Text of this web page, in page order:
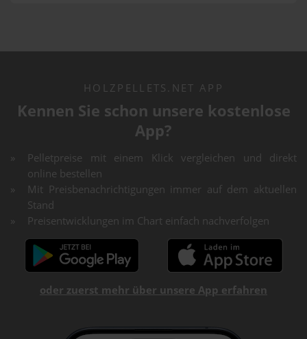
HOLZPELLETS.NET APP
Kennen Sie schon unsere kostenlose
App?
Pelletpreise mit einem Klick vergleichen und direkt
online bestellen
Mit Preisbenachrichtigungen immer auf dem aktuellen
Stand
Preisentwicklungen im Chart einfach nachverfolgen
oder zuerst mehr über unsere App erfahren